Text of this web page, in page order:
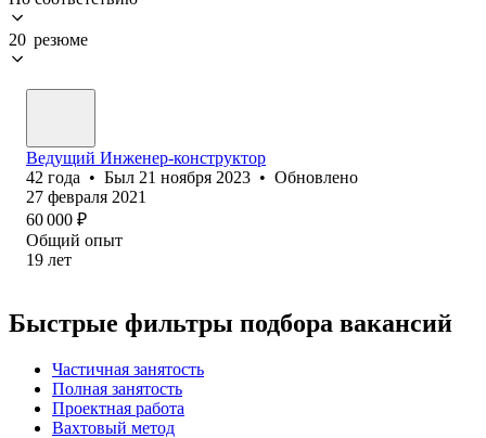
20 резюме
Ведущий Инженер-конструктор
42 года • Был 21 ноября 2023 • Обновлено
27 февраля 2021
60 000 ₽
Общий опыт
19 лет
Быстрые фильтры подбора вакансий
Частичная занятость
Полная занятость
Проектная работа
Вахтовый метод